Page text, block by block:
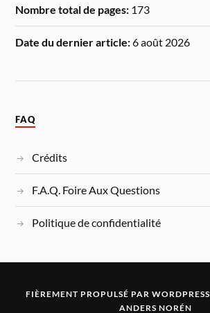
Nombre total de pages: 173
Date du dernier article:6 août 2026
FAQ
Crédits
F.A.Q. Foire Aux Questions
Politique de confidentialité
FIÈREMENT PROPULSÉ PAR WORDPRESS
ANDERS NORÉN